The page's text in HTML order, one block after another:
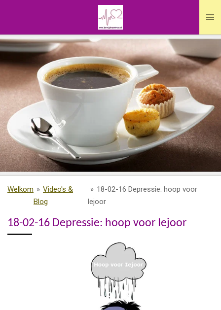
naar
de
Welkom » Video's &
Blog
» 18-02-16 Depressie: hoop voor
Iejoor
18-02-16 Depressie: hoop voor Iejoor